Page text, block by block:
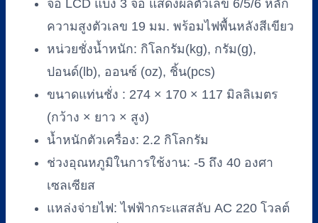
จอ LCD แบ่ง 3 จอ แสดงผลตัวเลข 6/5/6 หลัก
ความสูงตัวเลข 19 มม. พร้อมไฟพื้นหลังสีเขียว
หน่วยชั่งน้ำหนัก: กิโลกรัม(kg), กรัม(g),
ปอนด์(lb), ออนซ์ (oz), ชิ้น(pcs)
ขนาดแท่นชั่ง : 274 × 170 × 117 มิลลิเมตร
(กว้าง × ยาว × สูง)
น้ำหนักตัวเครื่อง: 2.2 กิโลกรัม
ช่วงอุณหภูมิในการใช้งาน: -5 ถึง 40 องศา
เซลเซียส
แหล่งจ่ายไฟ: ไฟฟ้ากระแสสลับ AC 220 โวลต์